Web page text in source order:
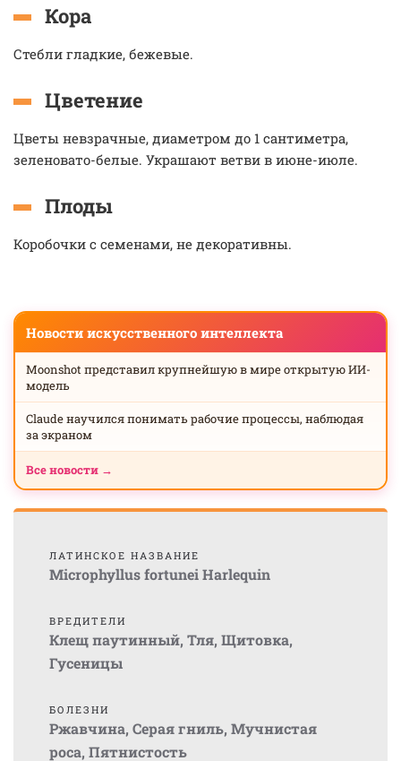
Кора
Стебли гладкие, бежевые.
Цветение
Цветы невзрачные, диаметром до 1 сантиметра,
зеленовато-белые. Украшают ветви в июне-июле.
Плоды
Коробочки с семенами, не декоративны.
Новости искусственного интеллекта
Moonshot представил крупнейшую в мире открытую ИИ-
модель
Claude научился понимать рабочие процессы, наблюдая
за экраном
Все новости →
ЛАТИНСКОЕ НАЗВАНИЕ
Microphyllus fortunei Harlequin
ВРЕДИТЕЛИ
Клещ паутинный, Тля, Щитовка,
Гусеницы
БОЛЕЗНИ
Ржавчина, Серая гниль, Мучнистая
роса, Пятнистость